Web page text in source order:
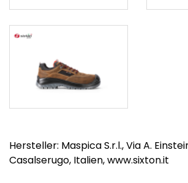
Hersteller: Maspica S.r.l., Via A.
Casalserugo, Italien, www.sixton.it